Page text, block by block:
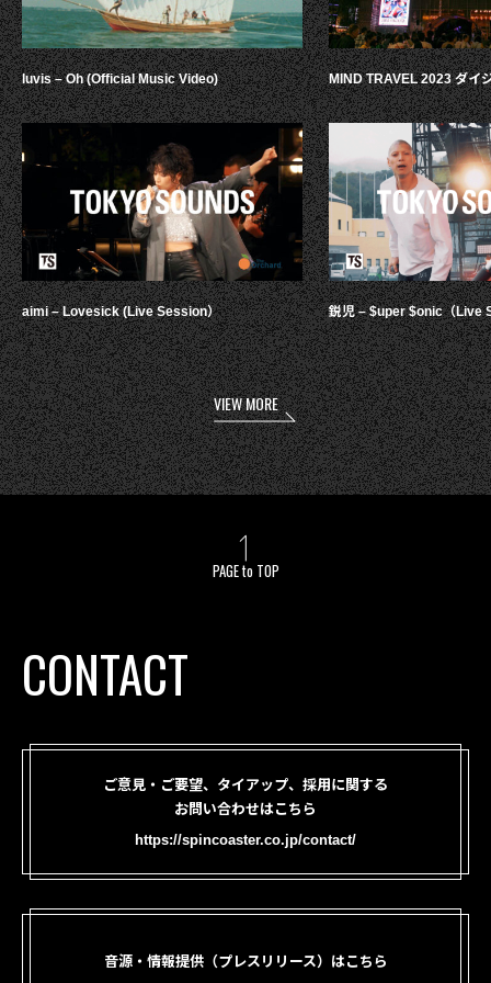
luvis – Oh (Official Music Video)
aimi – Lovesick (Live Session）
MIND TRAVEL 2023 ダイ
鋭児 – $uper $onic（Live
VIEW MORE
PAGE to TOP
CONTACT
ご意見・ご要望、タイアップ、採用に関する
お問い合わせはこちら
https://spincoaster.co.jp/contact/
音源・情報提供（プレスリリース）はこちら